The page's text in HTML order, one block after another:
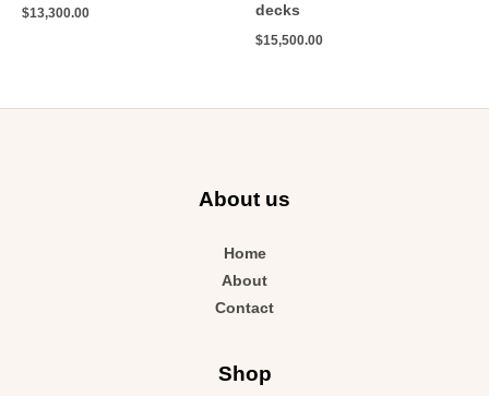
$13,300.00
decks
$15,500.00
About us
Home
About
Contact
Shop